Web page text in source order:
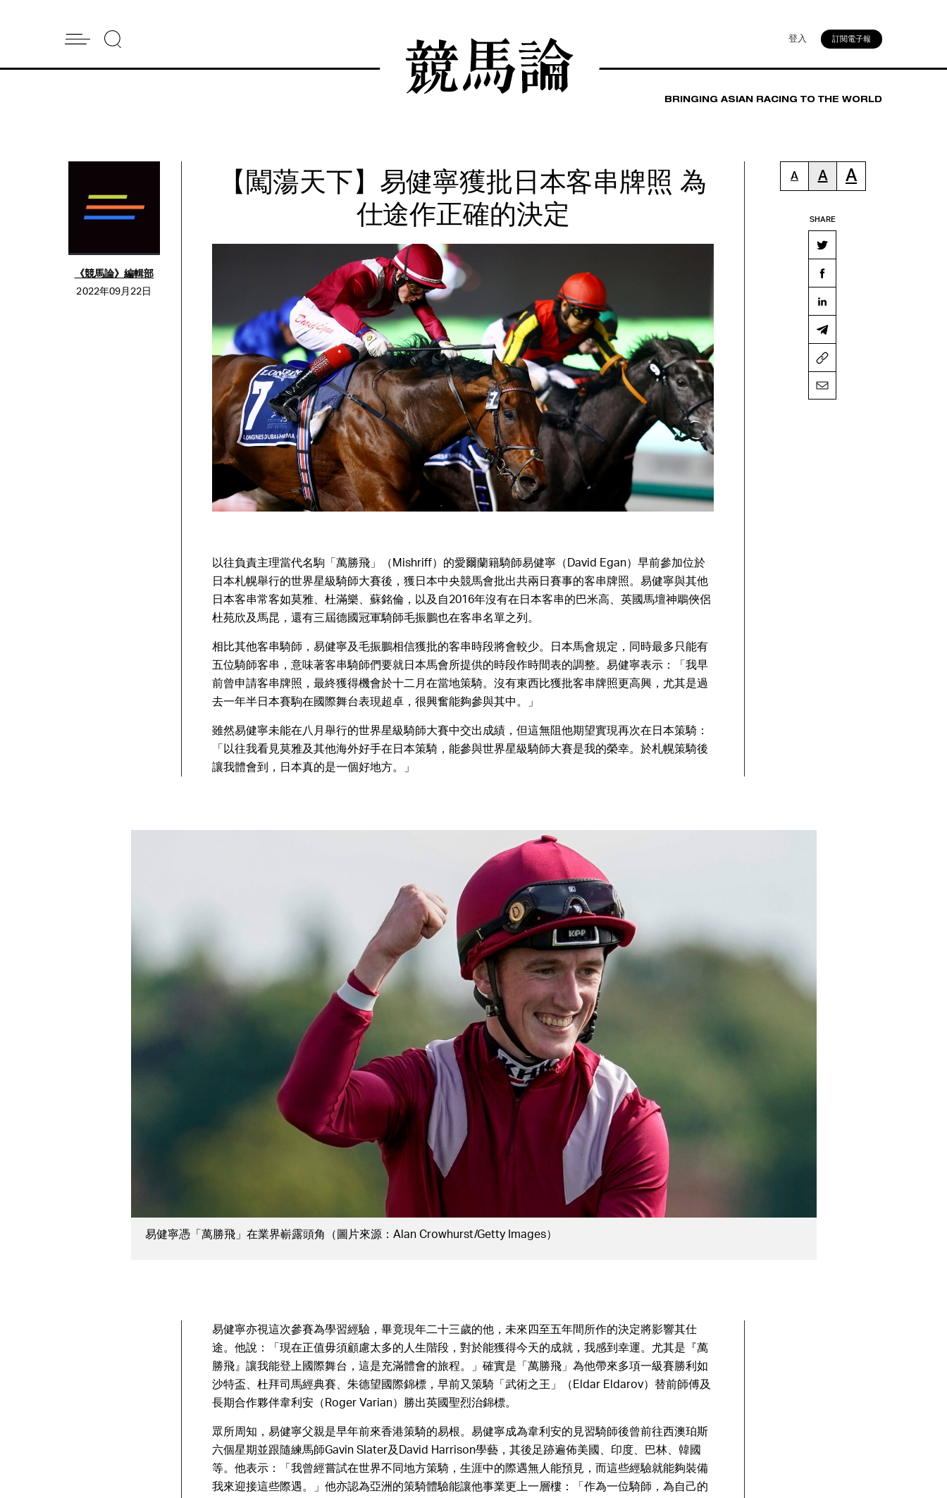
登入 訂閱電子報
BRINGING ASIAN RACING TO THE WORLD
《競馬論》編輯部
2022年09月22日
【闖蕩天下】易健寧獲批日本客串牌照 為
仕途作正確的決定
以往負責主理當代名駒「萬勝飛」（Mishriff）的愛爾蘭籍騎師易健寧（David Egan）早前參加位於
日本札幌舉行的世界星級騎師大賽後，獲日本中央競馬會批出共兩日賽事的客串牌照。易健寧與其他
日本客串常客如莫雅、杜滿樂、蘇銘倫，以及自2016年沒有在日本客串的巴米高、英國馬壇神鵰俠侶
杜苑欣及馬昆，還有三屆德國冠軍騎師毛振鵬也在客串名單之列。
相比其他客串騎師，易健寧及毛振鵬相信獲批的客串時段將會較少。日本馬會規定，同時最多只能有
五位騎師客串，意味著客串騎師們要就日本馬會所提供的時段作時間表的調整。易健寧表示：「我早
前曾申請客串牌照，最終獲得機會於十二月在當地策騎。沒有東西比獲批客串牌照更高興，尤其是過
去一年半日本賽駒在國際舞台表現超卓，很興奮能夠參與其中。」
雖然易健寧未能在八月舉行的世界星級騎師大賽中交出成績，但這無阻他期望實現再次在日本策騎：
「以往我看見莫雅及其他海外好手在日本策騎，能參與世界星級騎師大賽是我的榮幸。於札幌策騎後
讓我體會到，日本真的是一個好地方。」
A A A
SHARE
易健寧憑「萬勝飛」在業界嶄露頭角（圖片來源：Alan Crowhurst/Getty Images）
易健寧亦視這次參賽為學習經驗，畢竟現年二十三歲的他，未來四至五年間所作的決定將影響其仕
途。他說：「現在正值毋須顧慮太多的人生階段，對於能獲得今天的成就，我感到幸運。尤其是『萬
勝飛』讓我能登上國際舞台，這是充滿體會的旅程。」確實是「萬勝飛」為他帶來多項一級賽勝利如
沙特盃、杜拜司馬經典賽、朱德望國際錦標，早前又策騎「武術之王」（Eldar Eldarov）替前師傅及
長期合作夥伴韋利安（Roger Varian）勝出英國聖烈治錦標。
眾所周知，易健寧父親是早年前來香港策騎的易根。易健寧成為韋利安的見習騎師後曾前往西澳珀斯
六個星期並跟隨練馬師Gavin Slater及David Harrison學藝，其後足跡遍佈美國、印度、巴林、韓國
等。他表示：「我曾經嘗試在世界不同地方策騎，生涯中的際遇無人能預見，而這些經驗就能夠裝備
我來迎接這些際遇。」他亦認為亞洲的策騎體驗能讓他事業更上一層樓：「作為一位騎師，為自己的